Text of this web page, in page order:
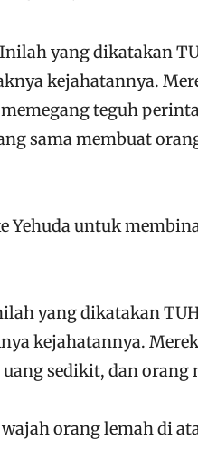
yang dikatakan
kejahatannya.
teguh
sama membuat
Yehuda untuk
yang dikatakan
kejahatannya.
sedikit, dan orang
orang lemah di